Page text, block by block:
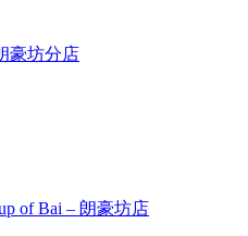
豪坊分店
of Bai – 朗豪坊店